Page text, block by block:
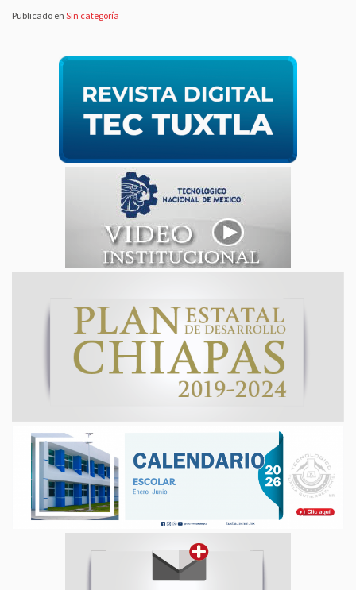
Publicado en Sin categoría